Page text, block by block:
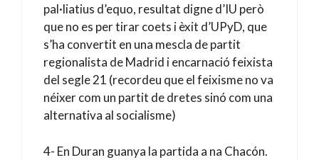
pal·liatius d’equo, resultat digne d’IU però
que no es per tirar coets i èxit d’UPyD, que
s’ha convertit en una mescla de partit
regionalista de Madrid i encarnació feixista
del segle 21 (recordeu que el feixisme no va
néixer com un partit de dretes sinó com una
alternativa al socialisme)
4- En Duran guanya la partida a na Chacón.